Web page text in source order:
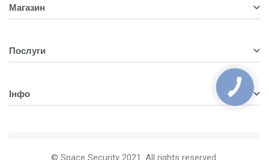
Магазин
Відеореєстратори
Домофонія
Послуги
ВИБІР ТИПУ ОБЛАДНАННЯ
Інфо
© Space Security 2021. All rights reserved.
КНОПКА
ЗВ'ЯЗКУ